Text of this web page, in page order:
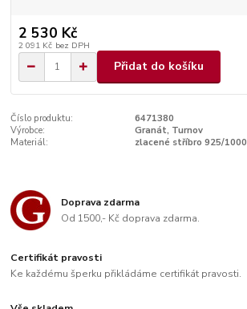
2 530 Kč
2 091 Kč bez DPH
Přidat do košíku
Číslo produktu:
6471380
Výrobce:
Granát, Turnov
Materiál:
zlacené stříbro 925/1000
Doprava zdarma
Od 1500,- Kč doprava zdarma.
Certifikát pravosti
Ke každému šperku přikládáme certifikát pravosti.